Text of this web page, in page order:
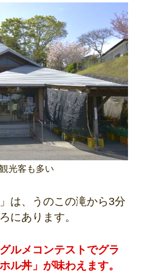
光客も多い
は、うのこの滝から3分
にあります。
ルメコンテストでグラ
ル丼」が味わえます。